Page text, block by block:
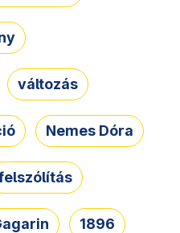
változás
Nemes Dóra
1896